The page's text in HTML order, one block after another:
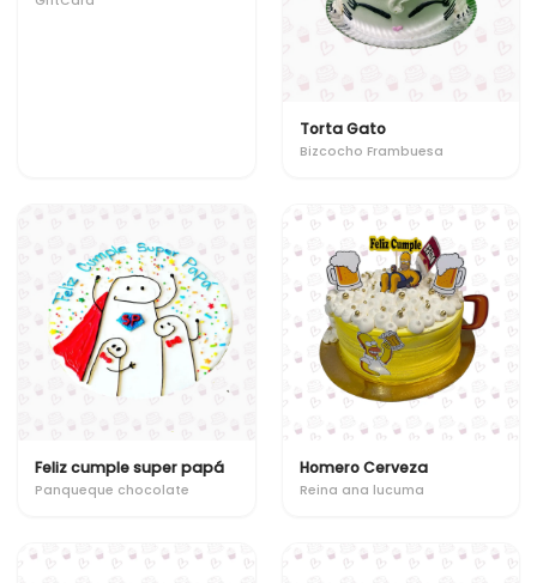
Torta Gato
Bizcocho Frambuesa
Feliz cumple super papá
Panqueque chocolate
Homero Cerveza
Reina ana lucuma